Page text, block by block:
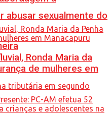
abusar sexualmente do
Ronda Maria da
de mulheres em